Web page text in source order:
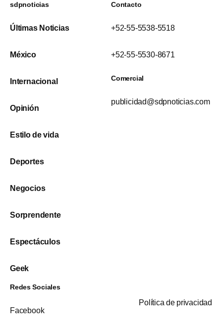
sdpnoticias
Últimas Noticias
México
Internacional
Opinión
Estilo de vida
Deportes
Negocios
Sorprendente
Espectáculos
Geek
Contacto
+52-55-5538-5518
+52-55-5530-8671
Comercial
publicidad@sdpnoticias.com
Redes Sociales
Facebook
Política de privacidad